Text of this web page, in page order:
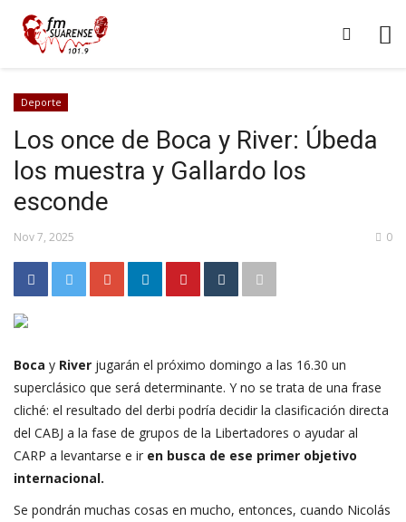
Deporte
Los once de Boca y River: Úbeda
los muestra y Gallardo los
esconde
Nov 7, 2025 0
Boca y River jugarán el próximo domingo a las 16.30 un
superclásico que será determinante. Y no se trata de una frase
cliché: el resultado del derbi podría decidir la clasificación directa
del CABJ a la fase de grupos de la Libertadores o ayudar al
CARP a levantarse e ir en busca de ese primer objetivo
internacional.
Se pondrán muchas cosas en mucho, entonces, cuando Nicolás